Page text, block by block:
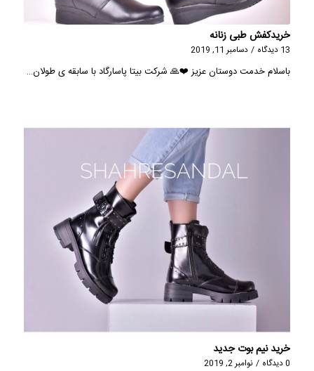
خریدکفش طبی زنانه
13 دیدگاه / دسامبر 11, 2019
باسلام خدمت دوستان عزيز ❤️🙏 شرکت بیتا پاسارگاد با سابقه ی طولان…
خرید نیم بوت جدید
0 دیدگاه / نوامبر 2, 2019